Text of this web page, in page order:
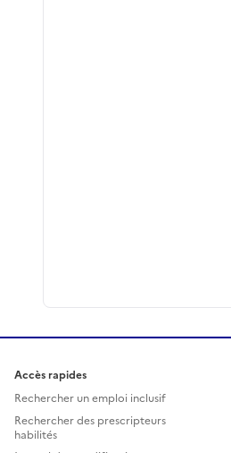
Accès rapides
Rechercher un emploi inclusif
Rechercher des prescripteurs
habilités